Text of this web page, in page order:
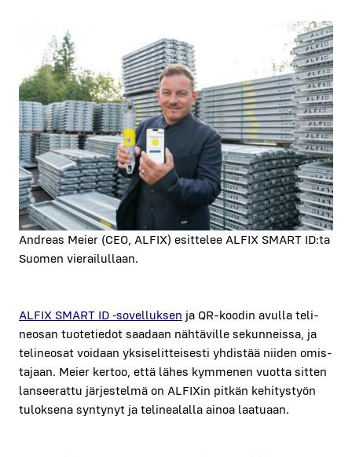
Andreas Meier (CEO, ALFIX) esit­te­lee ALFIX SMART ID:ta
Suo­men vie­rai­lul­laan.
ALFIX SMART ID ‑sovel­luk­sen ja QR-koo­din avul­la teli­
neo­san tuo­te­tie­dot saa­daan näh­tä­vil­le sekun­neis­sa, ja
teli­neo­sat voi­daan yksi­se­lit­tei­ses­ti yhdis­tää nii­den omis­
ta­jaan. Meier ker­too, että lähes kym­me­nen vuot­ta sit­ten
lan­see­rat­tu jär­jes­tel­mä on ALFIXin pit­kän kehi­tys­työn
tulok­se­na syn­ty­nyt ja teli­nea­lal­la ainoa laa­tu­aan.